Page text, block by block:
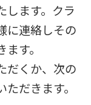
します。クラ
に連絡しその
す。
だくか、次の
だきます。